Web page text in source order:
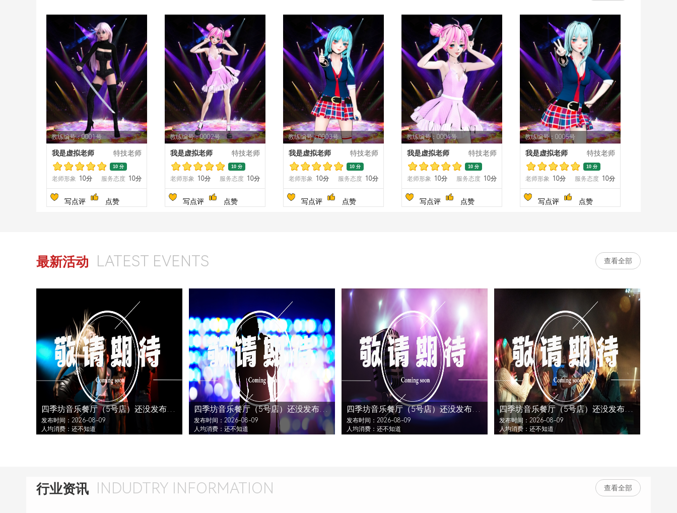
教练编号：0001号
我是虚拟老师 特技老师
10 分
老师形象 10分 服务态度 10分
写点评 点赞
教练编号：0002号
我是虚拟老师 特技老师
10 分
老师形象 10分 服务态度 10分
写点评 点赞
教练编号：0003号
我是虚拟老师 特技老师
10 分
老师形象 10分 服务态度 10分
写点评 点赞
教练编号：0004号
我是虚拟老师 特技老师
10 分
老师形象 10分 服务态度 10分
写点评 点赞
教练编号：0005号
我是虚拟老师 特技老师
10 分
老师形象 10分 服务态度 10分
写点评 点赞
最新活动 LATEST EVENTS 查看全部
四季坊音乐餐厅（5号店）还没发布活动
发布时间：2026-08-09
人均消费：还不知道
四季坊音乐餐厅（5号店）还没发布活动
发布时间：2026-08-09
人均消费：还不知道
四季坊音乐餐厅（5号店）还没发布活动
发布时间：2026-08-09
人均消费：还不知道
四季坊音乐餐厅（5号店）还没发布活动
发布时间：2026-08-09
人均消费：还不知道
行业资讯 INDUDTRY INFORMATION 查看全部